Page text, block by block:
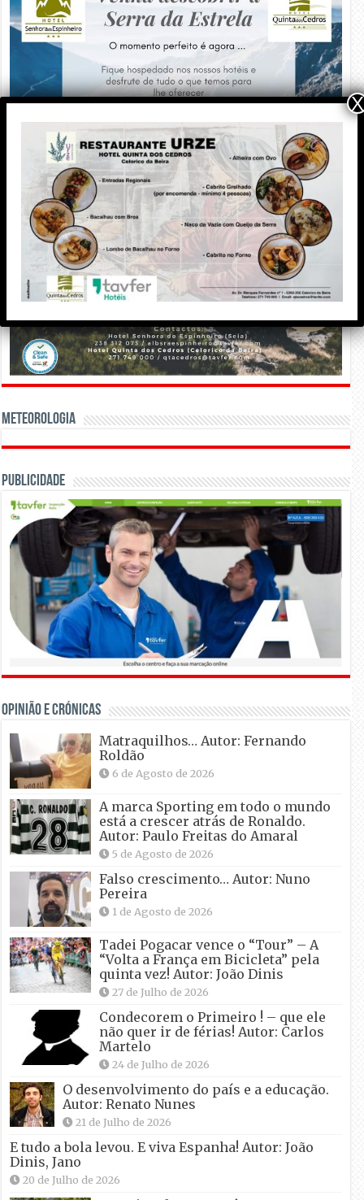
Meteorologia
Publicidade
OPINIÃO E CRÓNICAS
Matraquilhos… Autor: Fernando
Roldão
6 de Agosto de 2026
A marca Sporting em todo o mundo
está a crescer atrás de Ronaldo.
Autor: Paulo Freitas do Amaral
5 de Agosto de 2026
Falso crescimento… Autor: Nuno
Pereira
1 de Agosto de 2026
Tadei Pogacar vence o “Tour” – A
“Volta a França em Bicicleta” pela
quinta vez! Autor: João Dinis
27 de Julho de 2026
Condecorem o Primeiro ! – que ele
não quer ir de férias! Autor: Carlos
Martelo
24 de Julho de 2026
O desenvolvimento do país e a educação.
Autor: Renato Nunes
21 de Julho de 2026
E tudo a bola levou. E viva Espanha! Autor: João
Dinis, Jano
20 de Julho de 2026
X